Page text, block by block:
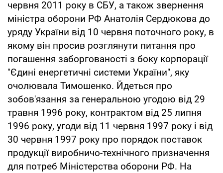
червня 2011 року в СБУ, а також звернення
міністра оборони РФ Анатолія Сердюкова до
уряду України від 10 червня поточного року, в
якому він просив розглянути питання про
погашення заборгованості з боку корпорації
"Єдині енергетичні системи України", яку
очолювала Тимошенко. Йдеться про
зобов'язання за генеральною угодою від 29
травня 1996 року, контрактом від 25 липня
1996 року, угоди від 11 червня 1997 року і від
30 червня 1997 року про порядок поставок
продукції виробничо-технічного призначення
для потреб Міністерства оборони РФ. На